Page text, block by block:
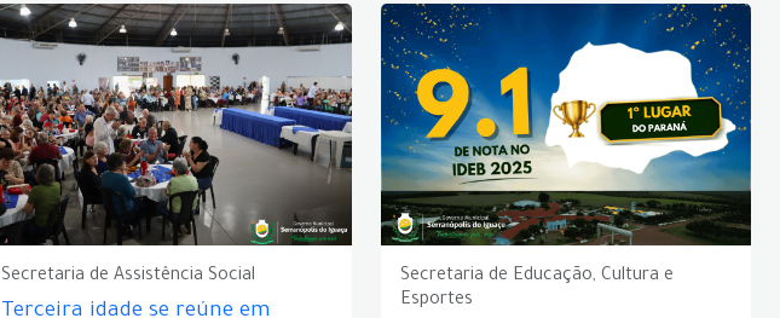
Secretaria de Assistência Social
Terceira idade se reúne em
Secretaria de Educação, Cultura e
Esportes